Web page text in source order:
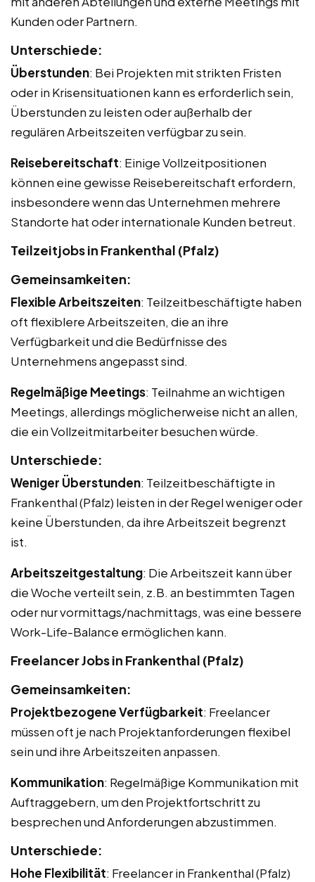
Kunden oder Partnern.
Unterschiede:
Überstunden: Bei Projekten mit strikten Fristen
oder in Krisensituationen kann es erforderlich sein,
Überstunden zu leisten oder außerhalb der
regulären Arbeitszeiten verfügbar zu sein.
Reisebereitschaft: Einige Vollzeitpositionen
können eine gewisse Reisebereitschaft erfordern,
insbesondere wenn das Unternehmen mehrere
Standorte hat oder internationale Kunden betreut.
Teilzeitjobs in Frankenthal (Pfalz)
Gemeinsamkeiten:
Flexible Arbeitszeiten: Teilzeitbeschäftigte haben
oft flexiblere Arbeitszeiten, die an ihre
Verfügbarkeit und die Bedürfnisse des
Unternehmens angepasst sind.
Regelmäßige Meetings: Teilnahme an wichtigen
Meetings, allerdings möglicherweise nicht an allen,
die ein Vollzeitmitarbeiter besuchen würde.
Unterschiede:
Weniger Überstunden: Teilzeitbeschäftigte in
Frankenthal (Pfalz) leisten in der Regel weniger oder
keine Überstunden, da ihre Arbeitszeit begrenzt
ist.
Arbeitszeitgestaltung: Die Arbeitszeit kann über
die Woche verteilt sein, z.B. an bestimmten Tagen
oder nur vormittags/nachmittags, was eine bessere
Work-Life-Balance ermöglichen kann.
Freelancer Jobs in Frankenthal (Pfalz)
Gemeinsamkeiten:
Projektbezogene Verfügbarkeit: Freelancer
müssen oft je nach Projektanforderungen flexibel
sein und ihre Arbeitszeiten anpassen.
Kommunikation: Regelmäßige Kommunikation mit
Auftraggebern, um den Projektfortschritt zu
besprechen und Anforderungen abzustimmen.
Unterschiede:
Hohe Flexibilität: Freelancer in Frankenthal (Pfalz)